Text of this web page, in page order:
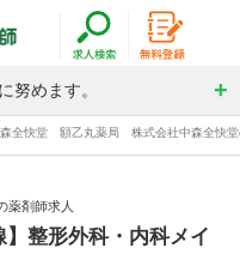
努めます。
全快堂 額乙丸薬局 株式会社中森全快堂
薬剤師求人
】整形外科・内科メイ